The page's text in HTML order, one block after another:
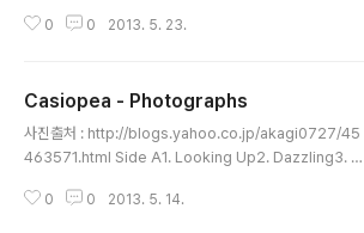
Quest (For A Distant Paradise)9. Embrasses Moi
he Blessed Spirits ===================으...
쓰고싶은 말은 많지만.. Vanessa Mae - Storm Vivaldi
- The Four Seasons - Summer , Jul..
0 0 2013. 5. 23.
Casiopea - Photographs
사진출처 : http://blogs.yahoo.co.jp/akagi0727/45
463571.html Side A1. Looking Up2. Dazzling3. L
6. Misty Lady7. Love You Day By Day8. Spice Ro
0 0 2013. 5. 14.